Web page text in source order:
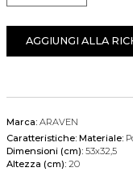
AGGIUNGI ALLA
Marca: ARAVEN
Caratteristiche: Materiale:
Dimensioni (cm): 53x32,5
Altezza (cm): 20